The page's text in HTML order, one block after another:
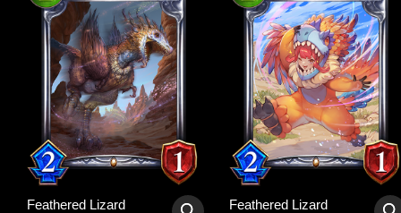
Feathered Lizard Feathered Lizard